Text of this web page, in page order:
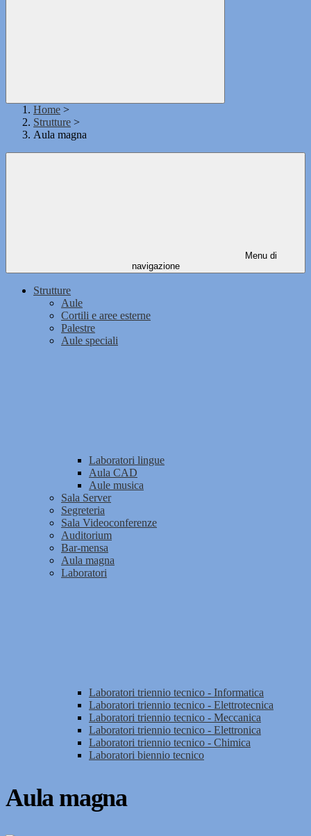
Home >
Strutture >
Aula magna
Menu di
navigazione
Strutture
Aule
Cortili e aree esterne
Palestre
Aule speciali
Laboratori lingue
Aula CAD
Aule musica
Sala Server
Segreteria
Sala Videoconferenze
Auditorium
Bar-mensa
Aula magna
Laboratori
Laboratori triennio tecnico - Informatica
Laboratori triennio tecnico - Elettrotecnica
Laboratori triennio tecnico - Meccanica
Laboratori triennio tecnico - Elettronica
Laboratori triennio tecnico - Chimica
Laboratori biennio tecnico
Aula magna